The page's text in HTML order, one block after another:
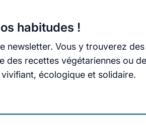
habitudes !
newsletter. Vous y trouverez des
des recettes végétariennes ou de
écologique et solidaire.